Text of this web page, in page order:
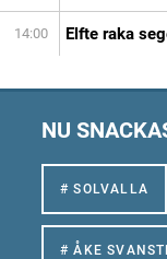
14:00 Elfte raka
NU
# SOLVALLA
# ÅKE